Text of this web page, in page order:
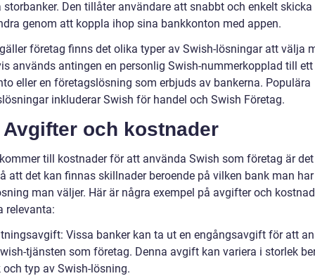
storbanker. Den tillåter användare att snabbt och enkelt skicka
genom att koppla ihop sina bankkonton med appen.
företag finns det olika typer av Swish-lösningar att välja
används antingen en personlig Swish-nummerkopplad till ett
eller en företagslösning som erbjuds av bankerna. Populära
inkluderar Swish för handel och Swish Företag.
Avgifter och kostnader
till kostnader för att använda Swish som företag är
att det kan finnas skillnader beroende på vilken bank man
man väljer. Här är några exempel på avgifter och
relevanta:
Vissa banker kan ta ut en engångsavgift för att
tjänsten som företag. Denna avgift kan variera i storlek
och typ av Swish-lösning.